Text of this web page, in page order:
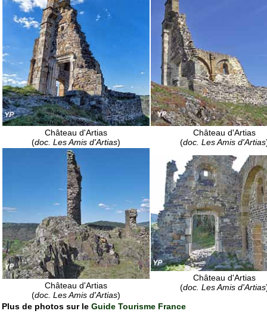
Château d'Artias
(doc. Les Amis d'Artias)
Château d'Artias
(doc. Les Amis d'Artias
Château d'Artias
(doc. Les Amis d'Artias)
Château d'Artias
(doc. Les Amis d'Artias
Plus de photos sur le Guide Tourisme France